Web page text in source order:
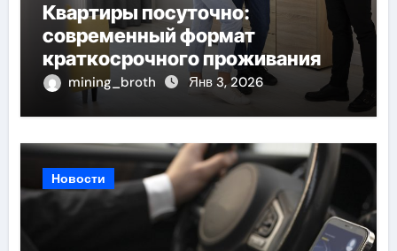
Квартиры посуточно:
современный формат
краткосрочного проживания
mining_broth Янв 3, 2026
Новости